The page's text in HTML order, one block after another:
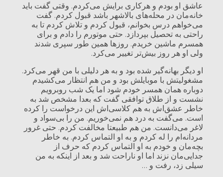
عاشق او بودم و هرکاری برایش می‌کردم. وقتی گفت باید
خانه‌مان در محله‌های بالاشهر باشد قبول کردم. گفت
می‌خواهم درس بخوانم، قبول کردم و تلاش کردم تا به
راحتی به تحصیل بپردازد. حتی موتورم را دادم و برای
همسرم ماشین خریدم. روزها همین طور سپری شدند
ولی او هر روز بیش‌تر تغییر می‌کرد.
او دیگر بهانه‌گیر شده بود و به هر دلیلی با من قهر می‌کرد.
مشغولیتش با موبایلش بود و من هم انتظار می‌کشیدم
دوباره همان همسر خودم شود اما یک شب روبرویم
نشست و از طلاق توافقی گفت که بعدا مشخص شد به
خاطر عشق‌اش به هم کلاسی‌اش این درخواست را کرده
است. می‌گفت به درد هم نمی‌خوریم. من را بی‌سواد و
لاغر می‌دانست. من هم طبیعتا مخالفت کردم. حتی غرور
مردانه‌ام را له کردم و به او التماس کردم. به خاطر
بچه‌مان و خودم به او التماس کردم که حرف از
جدایی‌مان نزند اما او ناراحت شد و بعد از اینکه به من
سیلی زد، رفت و …